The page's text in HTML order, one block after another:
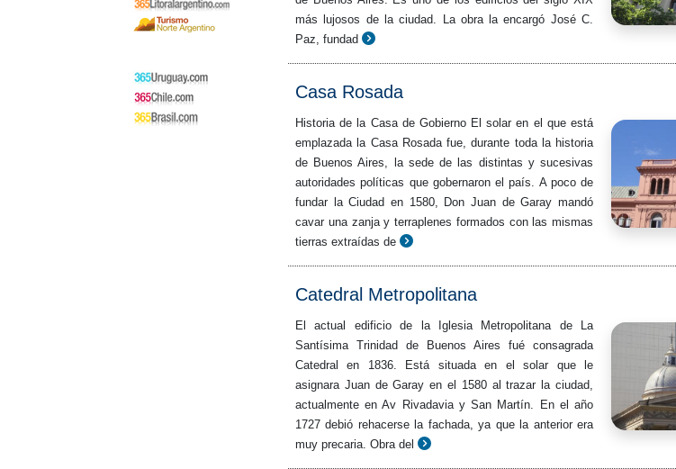
más lujosos de la ciudad. La obra la encargó José C.
Paz, fundad
Casa Rosada
Historia de la Casa de Gobierno El solar en el que está
emplazada la Casa Rosada fue, durante toda la historia
de Buenos Aires, la sede de las distintas y sucesivas
autoridades políticas que gobernaron el país. A poco de
fundar la Ciudad en 1580, Don Juan de Garay mandó
cavar una zanja y terraplenes formados con las mismas
tierras extraídas de
Catedral Metropolitana
El actual edificio de la Iglesia Metropolitana de La
Santísima Trinidad de Buenos Aires fué consagrada
Catedral en 1836. Está situada en el solar que le
asignara Juan de Garay en el 1580 al trazar la ciudad,
actualmente en Av Rivadavia y San Martín. En el año
1727 debió rehacerse la fachada, ya que la anterior era
muy precaria. Obra del